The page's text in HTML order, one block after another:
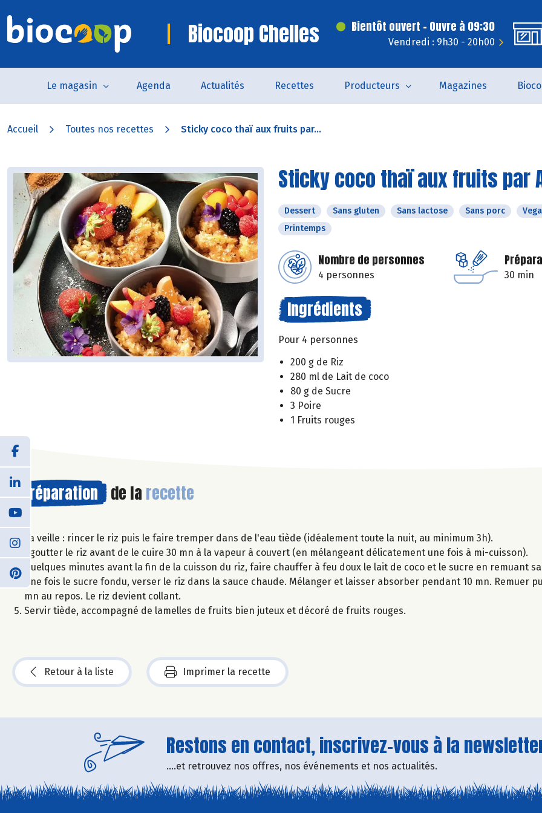
Biocoop Chelles Bientôt ouvert - Ouvre à 09:30
Vendredi : 9h30 - 20h00
Le magasin Agenda Actualités Recettes Producteurs Magazines
Accueil Toutes nos recettes Sticky coco thaï aux fruits par...
Sticky coco thaï aux fruits par
Dessert Sans gluten Sans lactose Sans porc
Printemps
Nombre de personnes
4 personnes 30 min
Ingrédients
Pour 4 personnes
200 g de Riz
280 ml de Lait de coco
80 g de Sucre
3 Poire
1 Fruits rouges
Préparation de la recette
La veille : rincer le riz puis le faire tremper dans de l'eau tiède (idéalement toute la nuit, au minimum 3h).
Egoutter le riz avant de le cuire 30 mn à la vapeur à couvert (en mélangeant délicatement une fois à mi-cuisson).
Quelques minutes avant la fin de la cuisson du riz, faire chauffer à feu doux le lait de coco et le sucre en remuant
Une fois le sucre fondu, verser le riz dans la sauce chaude. Mélanger et laisser absorber pendant 10 mn. Remuer
mn au repos. Le riz devient collant.
Servir tiède, accompagné de lamelles de fruits bien juteux et décoré de fruits rouges.
Retour à la liste Imprimer la recette
Restons en contact, inscrivez-vous à la
....et retrouvez nos offres, nos événements et nos actualités.